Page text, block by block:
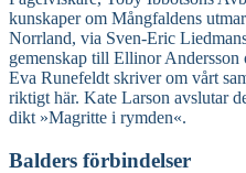
kunskaper om Mångfaldens
Norrland, via Sven-Eric
gemenskap till Ellinor
Eva Runefeldt skriver om vårt
riktigt här. Kate Larson avslutar
dikt »Magritte i rymden«.
Balders förbindelser